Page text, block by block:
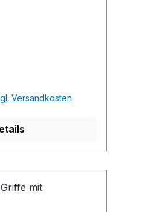
von
Feinblech, Leder,
Versandkosten